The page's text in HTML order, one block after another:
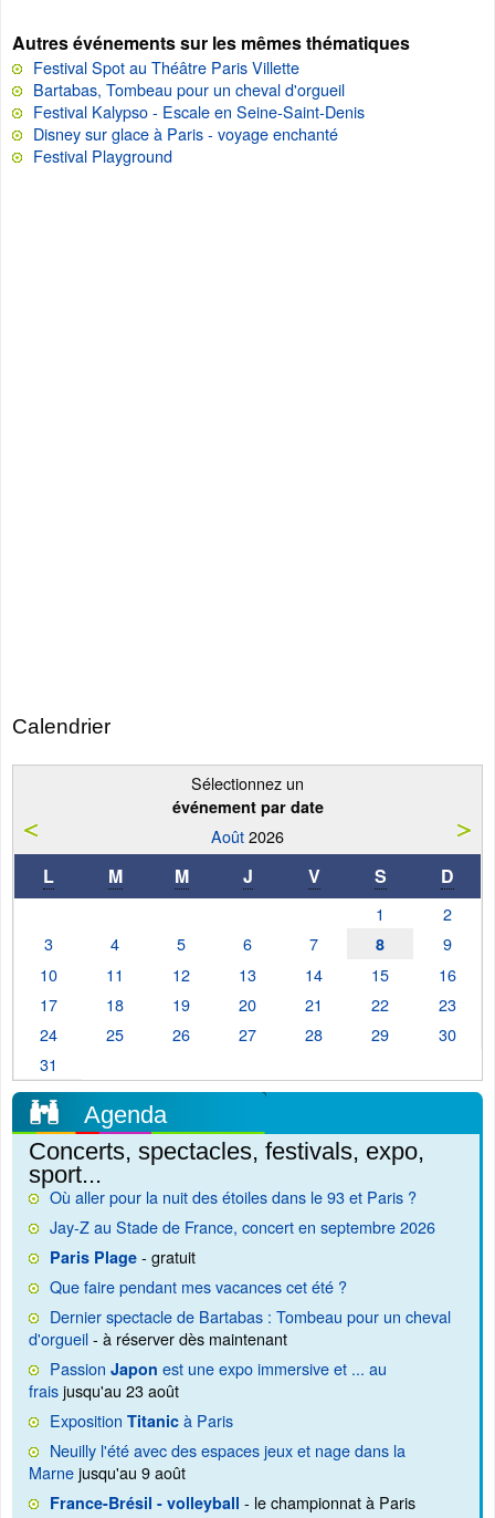
Autres événements sur les mêmes thématiques
Festival Spot au Théâtre Paris Villette
Bartabas, Tombeau pour un cheval d'orgueil
Festival Kalypso - Escale en Seine-Saint-Denis
Disney sur glace à Paris - voyage enchanté
Festival Playground
Calendrier
Sélectionnez un
événement par date
Août2026
L M M J V S D
1
2
3
4 5 6 7 8
9
10
11 12 13 14 15
16
17
18 19 20 21 22
23
24
25 26 27 28 29
30
31
Agenda
Concerts, spectacles, festivals, expo,
sport...
Où aller pour la nuit des étoiles dans le 93 et Paris ?
Jay-Z au Stade de France, concert en septembre 2026
Paris Plage - gratuit
Que faire pendant mes vacances cet été ?
Dernier spectacle de Bartabas : Tombeau pour un cheval
d'orgueil- à réserver dès maintenant
Passion Japon est une expo immersive et ... au
fraisjusqu'au 23 août
Exposition Titanic à Paris
Neuilly l'été avec des espaces jeux et nage dans la
Marnejusqu'au 9 août
France-Brésil - volleyball - le championnat à Paris